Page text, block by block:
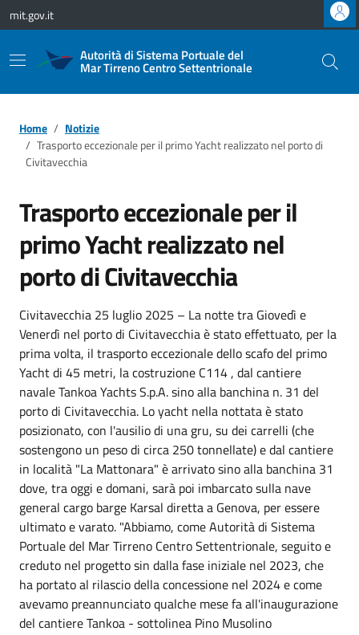
Vai ai contenuti
Vai al footer
mit.gov.it
Autorità di Sistema Portuale del
Mar Tirreno Centro Settentrionale
Home
Notizie
Trasporto eccezionale per il primo Yacht realizzato nel porto di
Civitavecchia
Trasporto eccezionale per il
primo Yacht realizzato nel
porto di Civitavecchia
Civitavecchia 25 luglio 2025 – La notte tra Giovedì e
Venerdì nel porto di Civitavecchia è stato effettuato, per la
prima volta, il trasporto eccezionale dello scafo del primo
Yacht di 45 metri, la costruzione C114 , dal cantiere
navale Tankoa Yachts S.p.A. sino alla banchina n. 31 del
porto di Civitavecchia. Lo yacht nella nottata è stato
posizionato, con l'ausilio di una gru, su dei carrelli (che
sostengono un peso di circa 250 tonnellate) e dal cantiere
in località "La Mattonara" è arrivato sino alla banchina 31
dove, tra oggi e domani, sarà poi imbarcato sulla nave
general cargo barge Karsal diretta a Genova, per essere
ultimato e varato. "Abbiamo, come Autorità di Sistema
Portuale del Mar Tirreno Centro Settentrionale, seguito e
creduto nel progetto sin dalla fase iniziale nel 2023, che
ha portato al rilascio della concessione nel 2024 e come
avevamo preannunciato qualche mese fa all'inaugurazione
del cantiere Tankoa - sottolinea Pino Musolino